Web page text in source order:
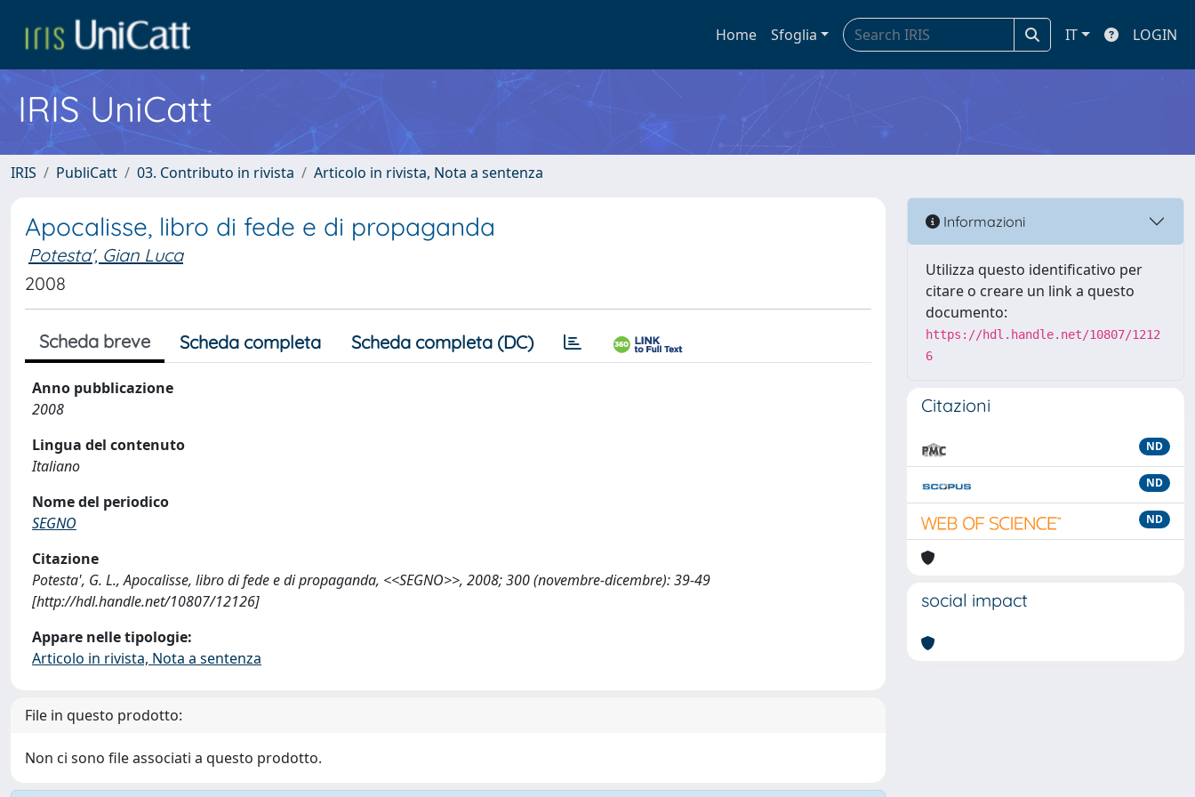
Home Sfoglia IT LOGIN
IRIS UniCatt
IRIS PubliCatt 03. Contributo in rivista Articolo in rivista, Nota a sentenza
Apocalisse, libro di fede e di propaganda
Potesta', Gian Luca
2008
Scheda breve Scheda completa Scheda completa (DC)
Anno pubblicazione
2008
Lingua del contenuto
Italiano
Nome del periodico
SEGNO
Citazione
Potesta', G. L., Apocalisse, libro di fede e di propaganda, <<SEGNO>>, 2008; 300 (novembre-dicembre): 39-49
[http://hdl.handle.net/10807/12126]
Appare nelle tipologie:
Articolo in rivista, Nota a sentenza
File in questo prodotto:
Non ci sono file associati a questo prodotto.
Informazioni
Utilizza questo identificativo per
citare o creare un link a questo
documento:
https://hdl.handle.net/10807/1212
6
Citazioni
ND
ND
ND
social impact